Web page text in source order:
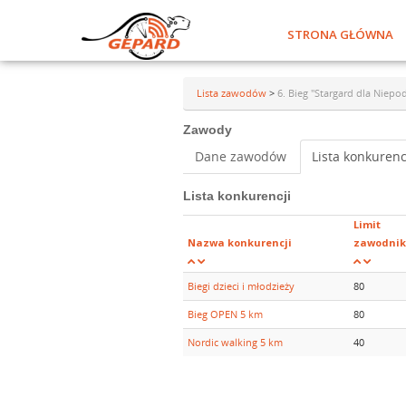
STRONA GŁÓWNA
Lista zawodów > 6. Bieg "Stargard dla
Zawody
Dane zawodów Lista
Lista konkurencji
Nazwa konkurencji
Limit
Biegi dzieci i młodzieży 80
Bieg OPEN 5 km 80
Nordic walking 5 km 40